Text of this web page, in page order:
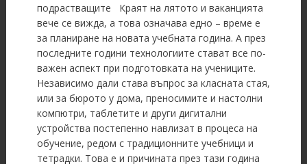
подрастващите Краят на лятото и ваканцията
вече се вижда, а това означава едно – време е
за планиране на новата учебната година. А през
последните години технологиите стават все по-
важен аспект при подготовката на учениците.
Независимо дали става въпрос за класната стая,
или за бюрото у дома, преносимите и настолни
компютри, таблетите и други дигитални
устройства постепенно навлизат в процеса на
обучение, редом с традиционните учебници и
тетрадки. Това е и причината през тази година